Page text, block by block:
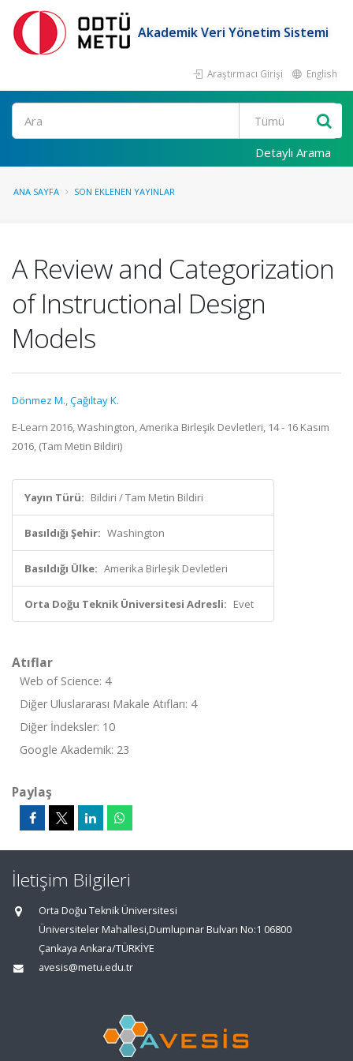
Akademik Veri Yönetim Sistemi
Araştırmacı Girişi English
Ara
Detaylı Arama
ANA SAYFA SON EKLENEN YAYINLAR
A Review and Categorization
of Instructional Design
Models
Dönmez M.,Çağıltay K.
E-Learn 2016, Washington, Amerika Birleşik Devletleri, 14 - 16 Kasım
2016, (Tam Metin Bildiri)
Yayın Türü: Bildiri / Tam Metin Bildiri
Basıldığı Şehir: Washington
Basıldığı Ülke: Amerika Birleşik Devletleri
Orta Doğu Teknik Üniversitesi Adresli: Evet
Atıflar
Web of Science: 4
Diğer Uluslararası Makale Atıfları: 4
Diğer İndeksler: 10
Google Akademik: 23
Paylaş
İletişim Bilgileri
Orta Doğu Teknik Üniversitesi
Üniversiteler Mahallesi,Dumlupınar Bulvarı No:1 06800
Çankaya Ankara/TÜRKİYE
avesis@metu.edu.tr